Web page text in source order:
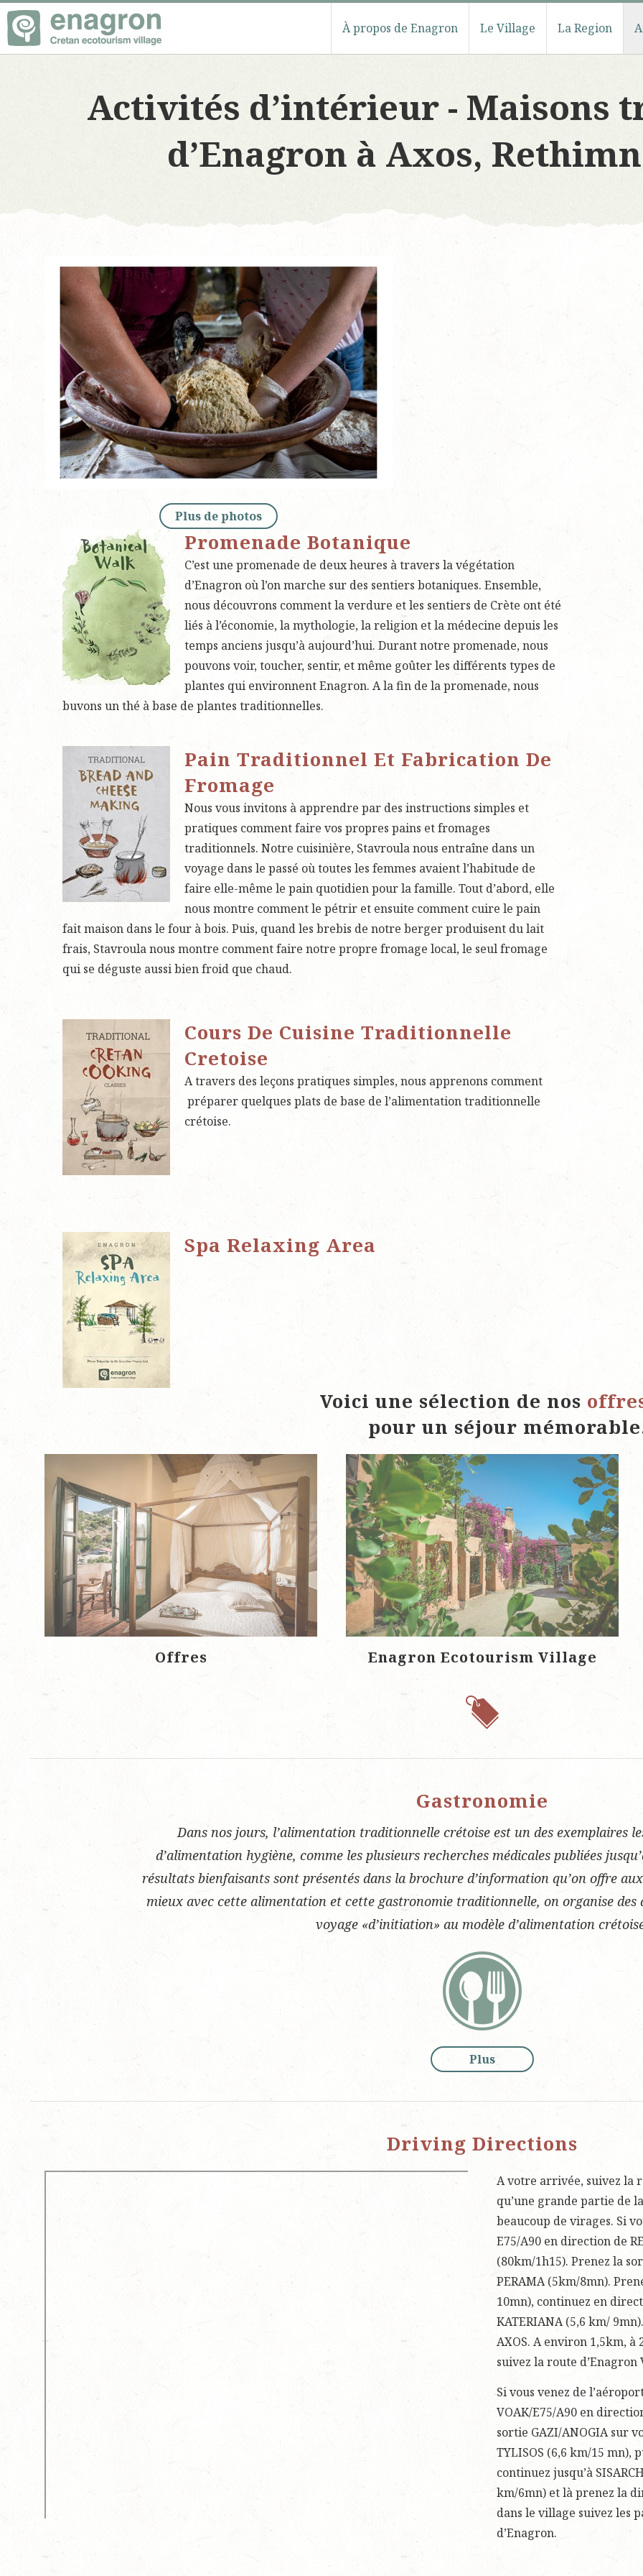
À propos de Enagron Le Village La Region
Activités d’intérieur - Maisons
d’Enagron à Axos,
Plus de photos
Promenade Botanique
C’est une promenade de deux heures à travers la végétation
d’Enagron où l’on marche sur des sentiers botaniques. Ensemble,
nous découvrons comment la verdure et les sentiers de Crète ont été
liés à l’économie, la mythologie, la religion et la médecine depuis les
temps anciens jusqu’à aujourd’hui. Durant notre promenade, nous
pouvons voir, toucher, sentir, et même goûter les différents types de
plantes qui environnent Enagron. A la fin de la promenade, nous
buvons un thé à base de plantes traditionnelles.
Pain Traditionnel Et Fabrication De
Fromage
Nous vous invitons à apprendre par des instructions simples et
pratiques comment faire vos propres pains et fromages
traditionnels. Notre cuisinière, Stavroula nous entraîne dans un
voyage dans le passé où toutes les femmes avaient l’habitude de
faire elle-même le pain quotidien pour la famille. Tout d’abord, elle
nous montre comment le pétrir et ensuite comment cuire le pain
fait maison dans le four à bois. Puis, quand les brebis de notre berger produisent du lait
frais, Stavroula nous montre comment faire notre propre fromage local, le seul fromage
qui se déguste aussi bien froid que chaud.
Cours De Cuisine Traditionnelle
Cretoise
A travers des leçons pratiques simples, nous apprenons comment
préparer quelques plats de base de l’alimentation traditionnelle
crétoise.
Spa Relaxing Area
Voici une sélection de nos
pour un séjour
Offres Enagron Ecotourism Village
Gastronomie
Dans nos jours, l’alimentation traditionnelle crétoise est un des exemplaires
d’alimentation hygiène, comme les plusieurs recherches médicales publiées
résultats bienfaisants sont présentés dans la brochure d’information qu’on offre
mieux avec cette alimentation et cette gastronomie traditionnelle, on organise
voyage «d’initiation» au modèle d’alimentation
Plus
Driving Directions
A votre arrivée, suivez la
qu’une grande partie de
beaucoup de virages. Si
E75/A90 en direction de
(80km/1h15). Prenez la
PERAMA (5km/8mn).
10mn), continuez en
KATERIANA (5,6 km/
AXOS. A environ 1,5km,
suivez la route
Si vous venez de
VOAK/E75/A90 en
sortie GAZI/ANOGIA sur
TYLISOS (6,6 km/15 mn),
continuez jusqu’à
km/6mn) et là prenez la
dans le village suivez les
d’Enagron.